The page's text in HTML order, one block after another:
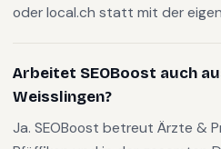
oder local.ch statt mit der
Arbeitet SEOBoost auch
Weisslingen?
Ja. SEOBoost betreut Ärzte &